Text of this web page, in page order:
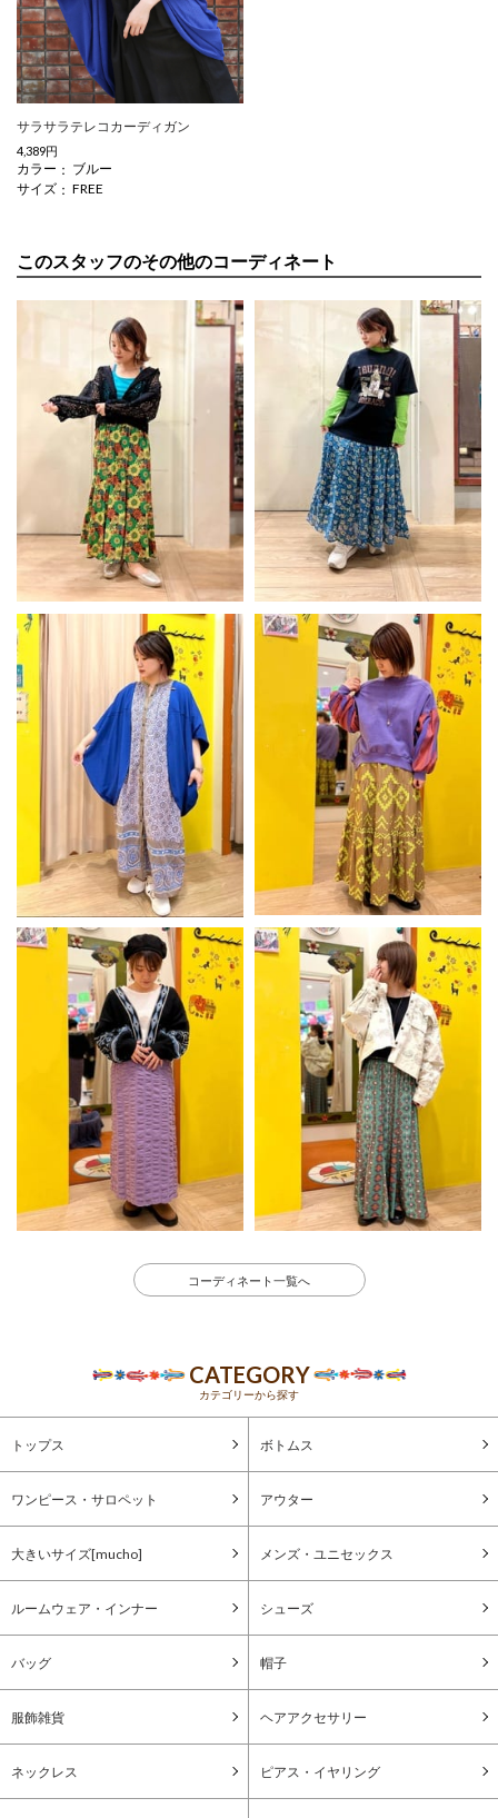
サラサラテレコカーディガン
4,389円
カラー
ブルー
サイズ
FREE
このスタッフのその他のコーディネート
コーディネート一覧へ
CATEGORY
カテゴリーから探す
トップス ボトムス
ワンピース・サロペット アウター
大きいサイズ[mucho] メンズ・ユニセックス
ルームウェア・インナー シューズ
バッグ 帽子
服飾雑貨 ヘアアクセサリー
ネックレス ピアス・イヤリング